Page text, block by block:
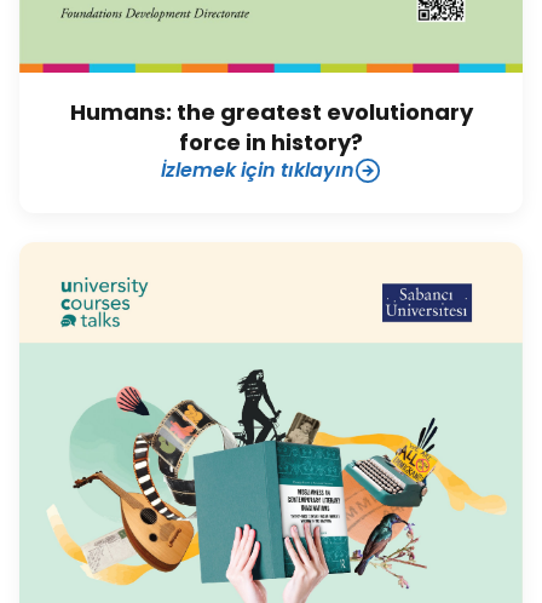
Humans: the greatest evolutionary
force in history?
İzlemek için tıklayın